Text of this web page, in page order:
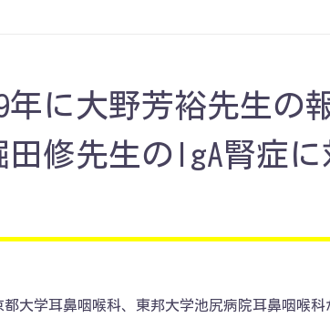
年に大野芳裕先生の
田修先生のIgA腎症
大学耳鼻咽喉科、東邦大学池尻病院耳鼻咽喉